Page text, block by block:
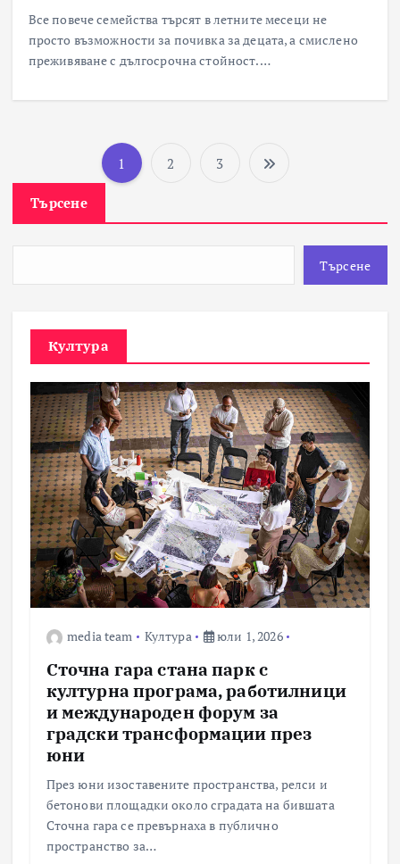
Все повече семейства търсят в летните месеци не
просто възможности за почивка за децата, а смислено
преживяване с дългосрочна стойност.…
Р
а
е
л
я
н
е
н
а
п
у
б
л
и
1 2 3
Търсене
Търсене
Култура
media team Култура юли 1, 2026
Сточна гара стана парк с
културна програма, работилници
и международен форум за
градски трансформации през
юни
През юни изоставените пространства, релси и
бетонови площадки около сградата на бившата
Сточна гара се превърнаха в публично
пространство за…